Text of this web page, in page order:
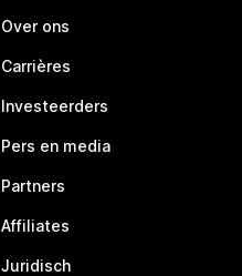
Over ons
Carrières
Investeerders
Pers en media
Partners
Affiliates
Juridisch